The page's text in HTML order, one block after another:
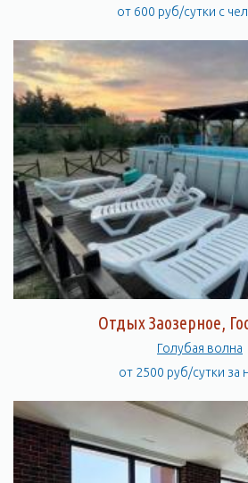
от 600 руб/сутки с
Отдых Заозерное,
Голубая волна
от 2500 руб/сутки за